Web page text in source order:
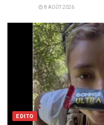
8 AOÛT 2026
EDITO